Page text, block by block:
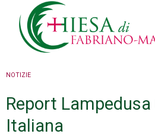
NOTIZIE
Report
Italiana